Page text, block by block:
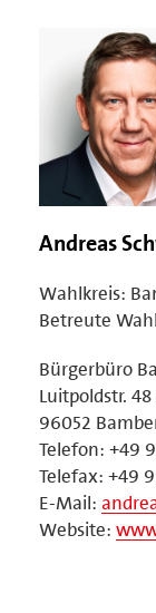
Andreas
Wahlkreis:
Betreute
Bürgerbüro
Luitpoldstr. 48
96052
Telefon: +49
Telefax: +49
E-Mail:
Website: